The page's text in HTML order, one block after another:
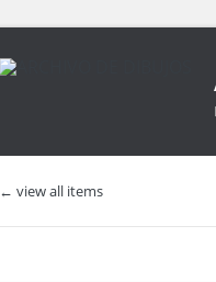
← view all items